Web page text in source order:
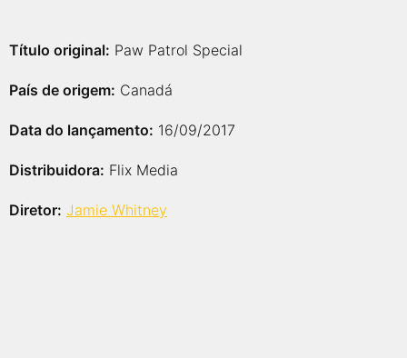
Título original: Paw Patrol Special
País de origem: Canadá
Data do lançamento: 16/09/2017
Distribuidora: Flix Media
Diretor: Jamie Whitney